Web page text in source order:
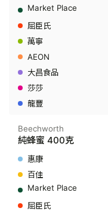
Beechworth
純蜂蜜 400克